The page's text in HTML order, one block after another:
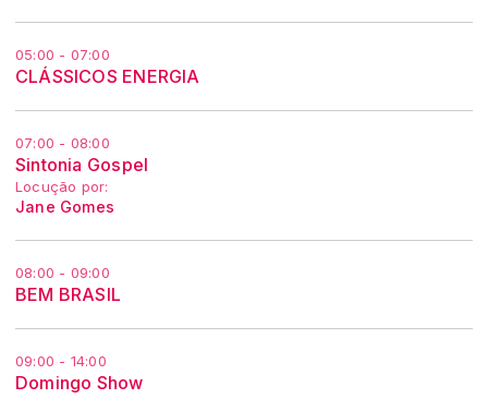
05:00 - 07:00
CLÁSSICOS ENERGIA
07:00 - 08:00
Sintonia Gospel
Locução por:
Jane Gomes
08:00 - 09:00
BEM BRASIL
09:00 - 14:00
Domingo Show